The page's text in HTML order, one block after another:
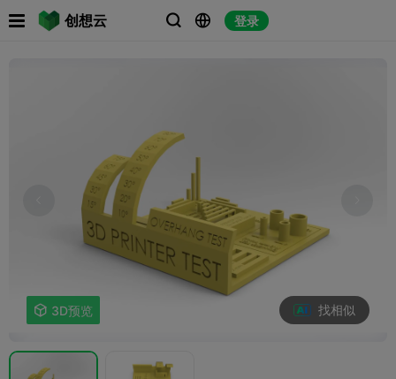
创想云   登录
 3D预览 找相似